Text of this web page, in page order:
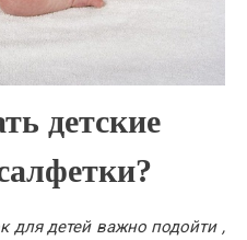
детские
для детей важно подойти ,